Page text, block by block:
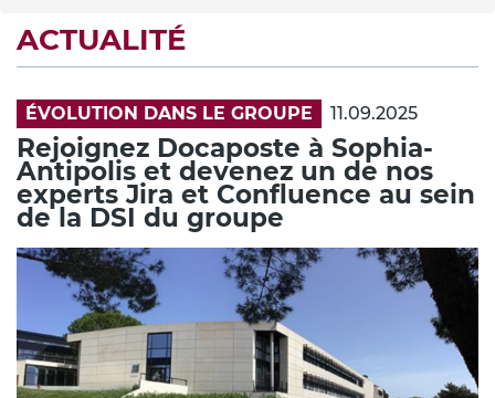
ACTUALITÉ
ÉVOLUTION DANS LE GROUPE 11.09.2025
Rejoignez Docaposte à Sophia-
Antipolis et devenez un de nos
experts Jira et Confluence au sein
de la DSI du groupe
Illustration